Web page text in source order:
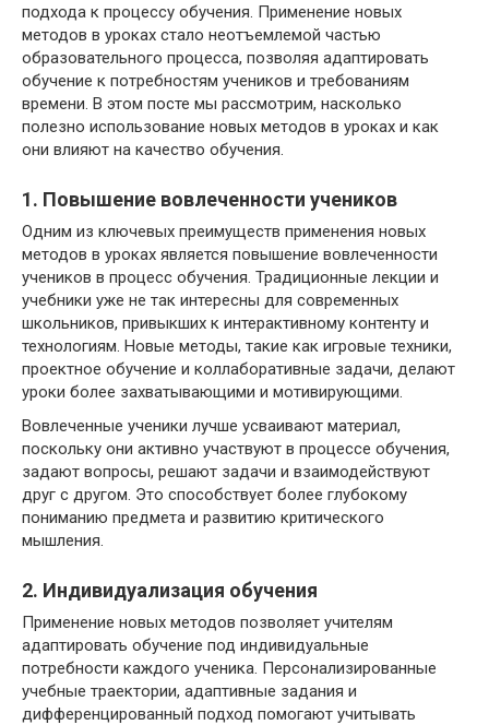
подхода к процессу обучения. Применение новых
методов в уроках стало неотъемлемой частью
образовательного процесса, позволяя адаптировать
обучение к потребностям учеников и требованиям
времени. В этом посте мы рассмотрим, насколько
полезно использование новых методов в уроках и как
они влияют на качество обучения.
1. Повышение вовлеченности учеников
Одним из ключевых преимуществ применения новых
методов в уроках является повышение вовлеченности
учеников в процесс обучения. Традиционные лекции и
учебники уже не так интересны для современных
школьников, привыкших к интерактивному контенту и
технологиям. Новые методы, такие как игровые техники,
проектное обучение и коллаборативные задачи, делают
уроки более захватывающими и мотивирующими.
Вовлеченные ученики лучше усваивают материал,
поскольку они активно участвуют в процессе обучения,
задают вопросы, решают задачи и взаимодействуют
друг с другом. Это способствует более глубокому
пониманию предмета и развитию критического
мышления.
2. Индивидуализация обучения
Применение новых методов позволяет учителям
адаптировать обучение под индивидуальные
потребности каждого ученика. Персонализированные
учебные траектории, адаптивные задания и
дифференцированный подход помогают учитывать